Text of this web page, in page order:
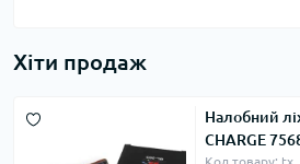
Хіти продаж
Налобний
CHARGE